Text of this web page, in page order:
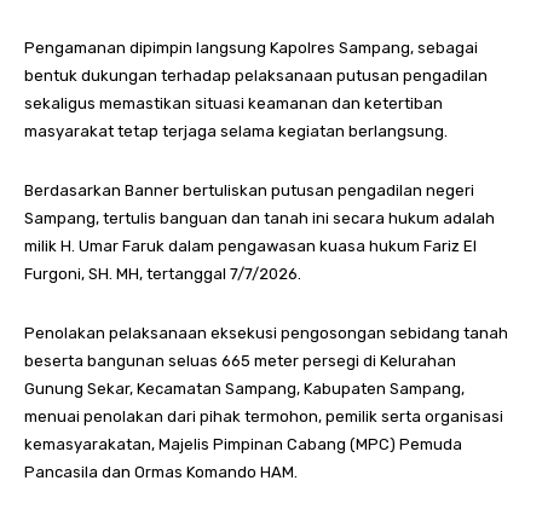
Pengamanan dipimpin langsung Kapolres Sampang, sebagai
bentuk dukungan terhadap pelaksanaan putusan pengadilan
sekaligus memastikan situasi keamanan dan ketertiban
masyarakat tetap terjaga selama kegiatan berlangsung.
Berdasarkan Banner bertuliskan putusan pengadilan negeri
Sampang, tertulis banguan dan tanah ini secara hukum adalah
milik H. Umar Faruk dalam pengawasan kuasa hukum Fariz El
Furgoni, SH. MH, tertanggal 7/7/2026.
Penolakan pelaksanaan eksekusi pengosongan sebidang tanah
beserta bangunan seluas 665 meter persegi di Kelurahan
Gunung Sekar, Kecamatan Sampang, Kabupaten Sampang,
menuai penolakan dari pihak termohon, pemilik serta organisasi
kemasyarakatan, Majelis Pimpinan Cabang (MPC) Pemuda
Pancasila dan Ormas Komando HAM.